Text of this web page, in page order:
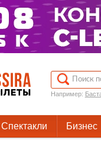
Например:
Спектакли Бизнес